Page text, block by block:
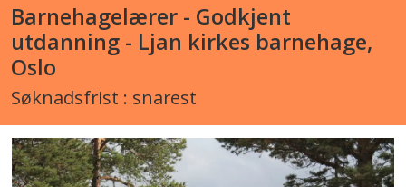
Barnehagelærer - Godkjent
utdanning - Ljan kirkes barnehage,
Oslo
Søknadsfrist : snarest